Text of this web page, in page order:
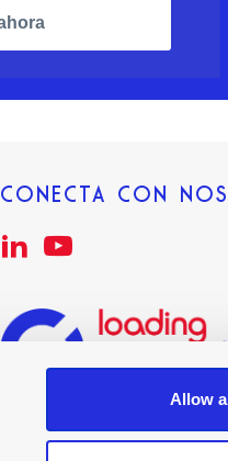
Allow
CONECTA CON